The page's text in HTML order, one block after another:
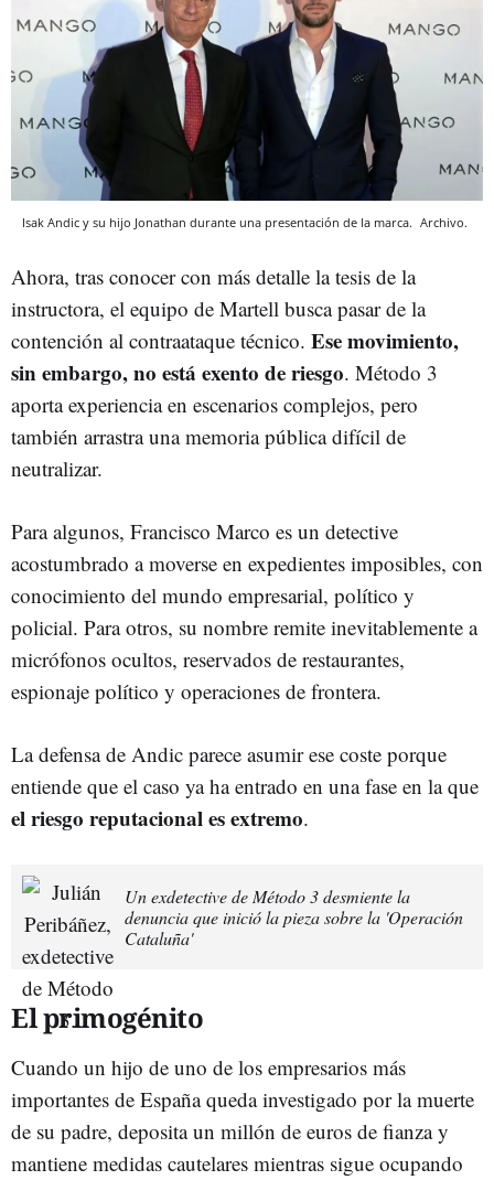
Isak Andic y su hijo Jonathan durante una presentación de la marca. Archivo.
Ahora, tras conocer con más detalle la tesis de la
instructora, el equipo de Martell busca pasar de la
contención al contraataque técnico. Ese movimiento,
sin embargo, no está exento deriesgo. Método 3
aporta experiencia en escenarios complejos, pero
también arrastra una memoria pública difícil de
neutralizar.
Para algunos, Francisco Marco es un detective
acostumbrado a moverse en expedientes imposibles, con
conocimiento del mundo empresarial, político y
policial. Para otros, su nombre remite inevitablemente a
micrófonos ocultos, reservados de restaurantes,
espionaje político y operaciones de frontera.
La defensa de Andic parece asumir ese coste porque
entiende que el caso ya ha entrado en una fase en la que
el riesgo reputacional es extremo.
Un exdetective de Método 3 desmiente la
denuncia que inició la pieza sobre la 'Operación
Cataluña'
El primogénito
Cuando un hijo de uno de los empresarios más
importantes de España queda investigado por la muerte
de su padre, deposita un millón de euros de fianza y
mantiene medidas cautelares mientras sigue ocupando